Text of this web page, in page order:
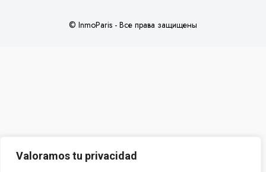
Valoramos tu privacidad
© InmoParis - Все права защищены